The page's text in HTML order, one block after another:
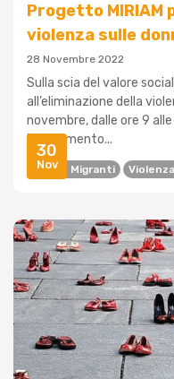
30
Nov
Progetto
violenza sulle
28 Novembre 2022
Sulla scia del valore
all’eliminazione della
novembre, dalle ore 9
Dipartimento...
Donne Migranti